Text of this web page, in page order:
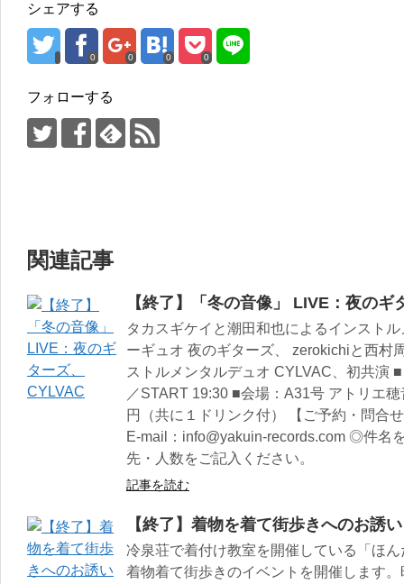
シェアする
0 0 0 0
フォローする
関連記事
【終了】「冬の音像」 LIVE：夜のギ
タカスギケイと潮田和也によるインスト
ーギュオ 夜のギターズ、 zerokichiと西村
ストルメンタルデュオ CYLVAC、初共演
／START 19:30 ■会場：A31号 アトリエ
円（共に１ドリンク付） 【ご予約・問合
E-mail：info@yakuin-records.com ◎件名
先・人数をご記入ください。
記事を読む
【終了】着物を着て街歩きへのお誘い
冷泉荘で着付け教室を開催している「ほ
着物着て街歩きのイベントを開催します